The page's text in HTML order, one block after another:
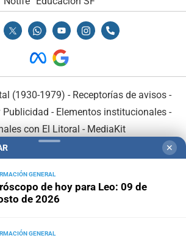
(1930-1979) - Receptorías de avisos -
Publicidad - Elementos institucionales-
con El Litoral - MediaKit
✕
GENERAL
de hoy para Leo: 09 de
de 2026
GENERAL